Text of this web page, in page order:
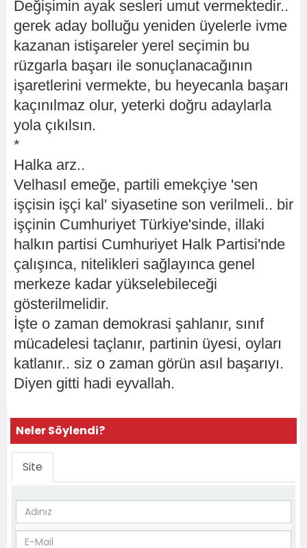
Değişimin ayak sesleri umut vermektedir..
gerek aday bolluğu yeniden üyelerle ivme
kazanan istişareler yerel seçimin bu
rüzgarla başarı ile sonuçlanacağının
işaretlerini vermekte, bu heyecanla başarı
kaçınılmaz olur, yeterki doğru adaylarla
yola çıkılsın.
*
Halka arz..
Velhasıl emeğe, partili emekçiye 'sen
işçisin işçi kal' siyasetine son verilmeli.. bir
işçinin Cumhuriyet Türkiye'sinde, illaki
halkın partisi Cumhuriyet Halk Partisi'nde
çalışınca, nitelikleri sağlayınca genel
merkeze kadar yükselebileceği
gösterilmelidir.
İşte o zaman demokrasi şahlanır, sınıf
mücadelesi taçlanır, partinin üyesi, oyları
katlanır.. siz o zaman görün asıl başarıyı.
Diyen gitti hadi eyvallah.
Neler Söylendi?
Site